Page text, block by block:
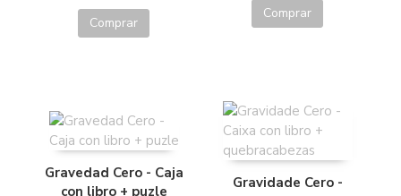
Comprar
Comprar
Gravedad Cero - Caja
con libro + puzle
Gravidade Cero -